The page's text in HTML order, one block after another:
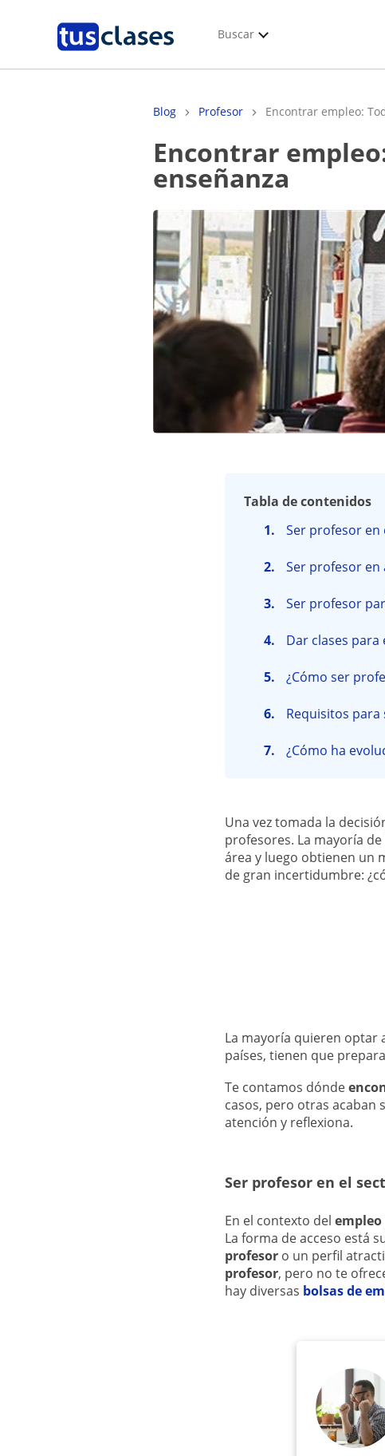
Buscar
Blog Profesor Encontrar empleo:
Encontrar empleo: Todas las salidas profesionales de la
enseñanza
Tabla de contenidos
Ser profesor
Ser profesor en
Ser profesor
Dar clases para
¿Cómo ser
Requisitos
¿Cómo ha
Una vez tomada la
profesores. La mayoría
área y luego obtienen un
de gran incertidumbre:
La mayoría quieren optar
países, tienen que
Te contamos dónde
casos, pero otras acaban
atención y reflexiona.
Ser profesor en el
En el contexto del
La forma de acceso está
profesor o un perfil
profesor, pero no te
hay diversas bolsas de